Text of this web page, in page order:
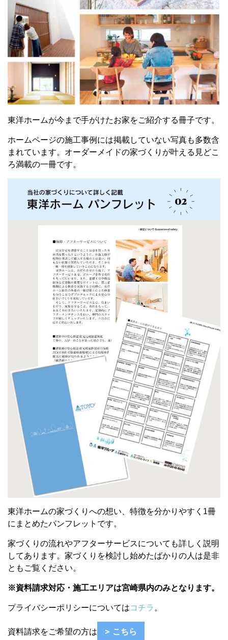
東洋ホームが今まで手がけたお家をご紹介する冊子です。
ホームページの施工事例には掲載していない写真も多数含
まれています。 オーダーメイドの家づくりが叶える 見どこ
ろ満載の一冊です。
東洋ホームの家づくりへの想い、特徴を分かりやすく1冊
にまとめたパンフレットです。
家づくりの流れやアフターサービスについても詳しく説明
してあります。 家づくりを検討し始めたばかりの人は是非
ともご覧ください。
※資料請求対応・施工エリアは宮崎県内のみとなります。
プライバシーポリシーについてはコチラ 。
資料請求をご希望の方は こちら